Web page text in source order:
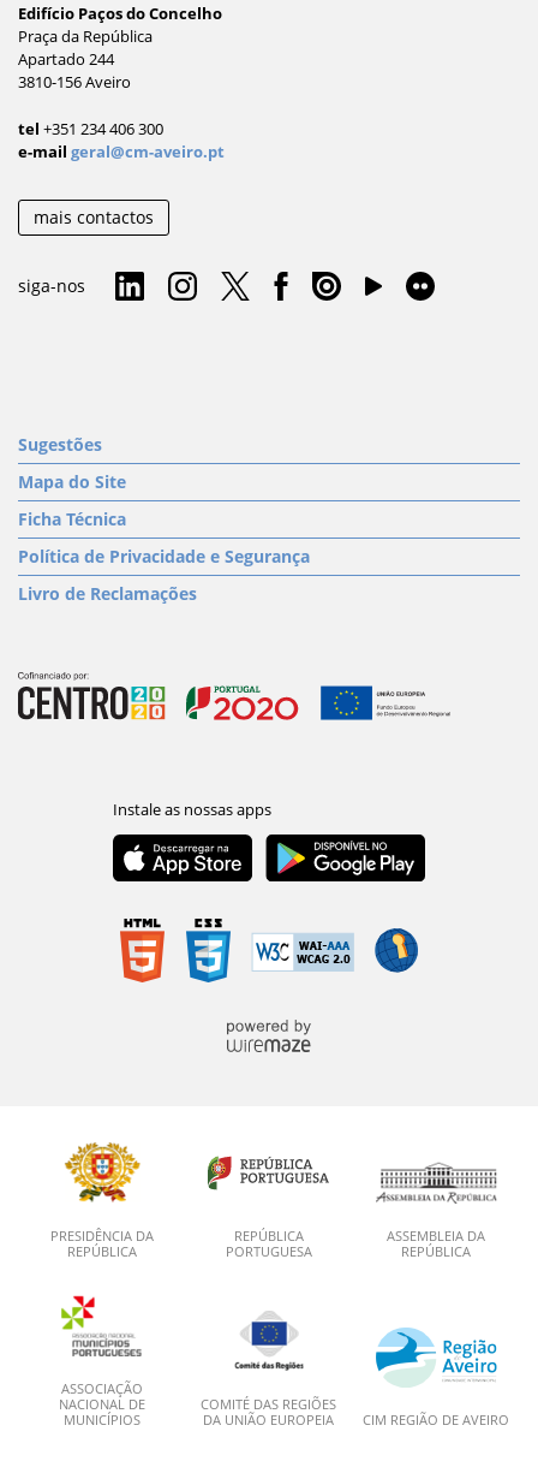
Edifício Paços do Concelho
Praça da República
Apartado 244
3810-156 Aveiro
tel +351 234 406 300
e-mail geral@cm-aveiro.pt
mais contactos
siga-nos
Sugestões
Mapa do Site
Ficha Técnica
Política de Privacidade e Segurança
Livro de Reclamações
PRESIDÊNCIA DA
REPÚBLICA
REPÚBLICA
PORTUGUESA
ASSEMBLEIA DA
REPÚBLICA
ASSOCIAÇÃO
NACIONAL DE
MUNICÍPIOS
COMITÉ DAS REGIÕES
DA UNIÃO EUROPEIA
CIM REGIÃO DE AVEIRO